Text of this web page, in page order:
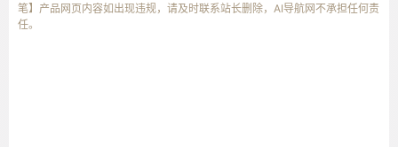
笔】产品网页内容如出现违规，请及时联系站长删除，AI导航网不承担任何责
任。